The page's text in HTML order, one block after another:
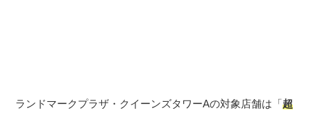
ランドマークプラザ・クイーンズタワーAの対象店舗は「超